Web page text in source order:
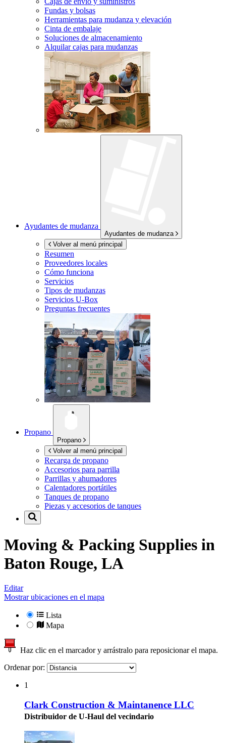
Fundas y bolsas
Herramientas para mudanza y elevación
Cinta de embalaje
Soluciones de almacenamiento
Alquilar cajas para mudanzas
Ayudantes de mudanza
Ayudantes de mudanza
Volver al menú principal
Resumen
Proveedores locales
Cómo funciona
Servicios
Tipos de mudanzas
Servicios U-Box
Preguntas frecuentes
Propano
Propano
Volver al menú principal
Recarga de propano
Accesorios para parrilla
Parrillas y ahumadores
Calentadores portátiles
Tanques de propano
Piezas y accesorios de tanques
Moving & Packing Supplies in
Baton Rouge, LA
Editar
Mostrar ubicaciones en el mapa
Lista
Mapa
Haz clic en el marcador y arrástralo para reposicionar el mapa.
Ordenar por:
1
Clark Construction & Maintanence LLC
Distribuidor de U-Haul del vecindario